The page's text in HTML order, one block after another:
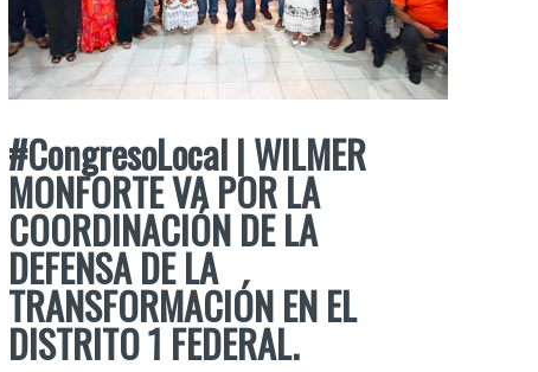
#CongresoLocal | WILMER
MONFORTE VA POR LA
COORDINACIÓN DE LA
DEFENSA DE LA
TRANSFORMACIÓN EN EL
DISTRITO 1 FEDERAL.